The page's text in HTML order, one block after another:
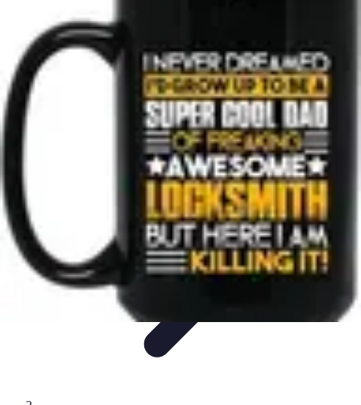
Conseils pratiquesChoisir un serrurier
serrurier
Conseils et Astuces